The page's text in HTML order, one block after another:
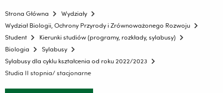
Strona Główna
Wydziały
Wydział Biologii, Ochrony Przyrody i Zrównoważonego Rozwoju
Student
Kierunki studiów (programy, rozkłady, sylabusy)
Biologia
Sylabusy
Sylabusy dla cyklu kształcenia od roku 2022/2023
Studia II stopnia/ stacjonarne